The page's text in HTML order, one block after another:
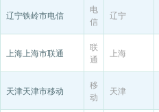
辽宁铁岭市电信
电
信
辽宁
上海上海市联通
联
通
上海
天津天津市移动
移
动
天津